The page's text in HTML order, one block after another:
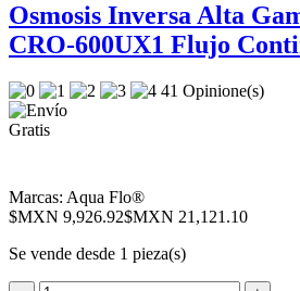
Osmosis Inversa Alta
CRO-600UX1 Flujo
41 Opinione(s)
Marcas: Aqua Flo®
$MXN 9,926.92$MXN 21,121.10
Se vende desde 1 pieza(s)